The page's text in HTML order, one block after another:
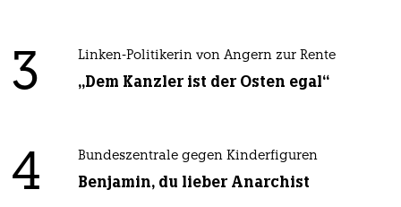
3 Linken-Politikerin von Angern zur Rente
„Dem Kanzler ist der Osten egal“
4 Bundeszentrale gegen Kinderfiguren
Benjamin, du lieber Anarchist